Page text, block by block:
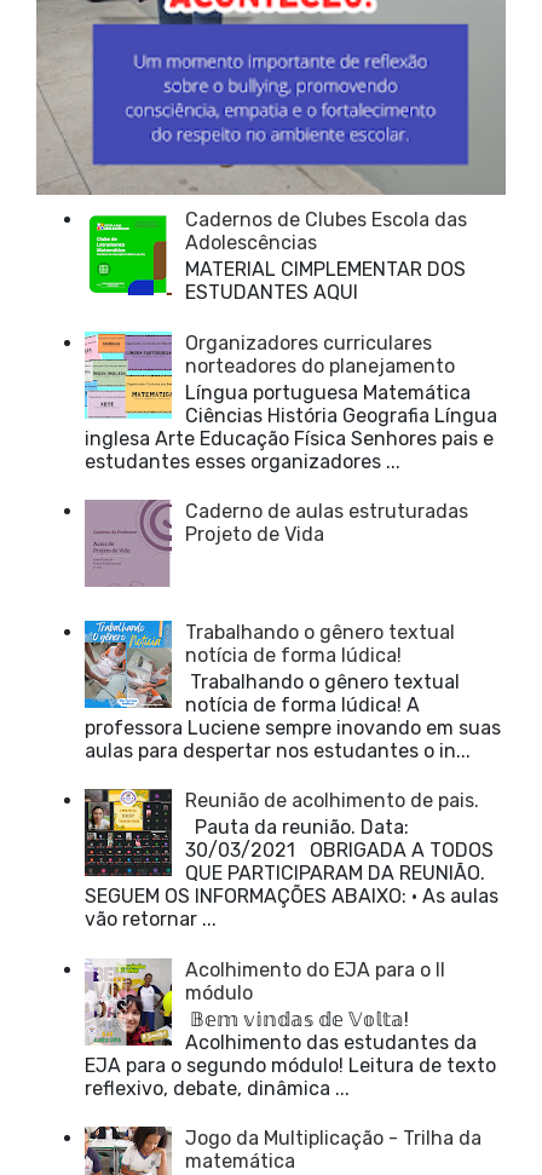
Cadernos de Clubes Escola das
Adolescências
MATERIAL CIMPLEMENTAR DOS
ESTUDANTES AQUI
Organizadores curriculares
norteadores do planejamento
Língua portuguesa Matemática
Ciências História Geografia Língua
inglesa Arte Educação Física Senhores pais e
estudantes esses organizadores ...
Caderno de aulas estruturadas
Projeto de Vida
Trabalhando o gênero textual
notícia de forma lúdica!
Trabalhando o gênero textual
notícia de forma lúdica! A
professora Luciene sempre inovando em suas
aulas para despertar nos estudantes o in...
Reunião de acolhimento de pais.
Pauta da reunião. Data:
30/03/2021 OBRIGADA A TODOS
QUE PARTICIPARAM DA REUNIÃO.
SEGUEM OS INFORMAÇÕES ABAIXO: • As aulas
vão retornar ...
Acolhimento do EJA para o II
módulo
𝔹𝕖𝕞 𝕧𝕚𝕟𝕕𝕒𝕤 𝕕𝕖 𝕍𝕠𝕝𝕥𝕒!
Acolhimento das estudantes da
EJA para o segundo módulo! Leitura de texto
reflexivo, debate, dinâmica ...
Jogo da Multiplicação - Trilha da
matemática